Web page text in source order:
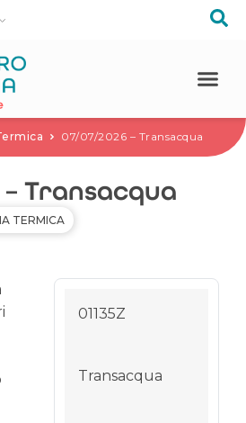
07/07/2026 – Transacqua
Transacqua
TERMICA
01135Z
Transacqua